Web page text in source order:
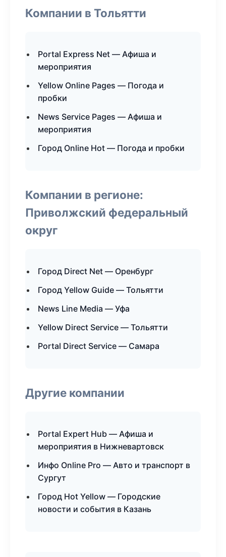
Компании в Тольятти
Portal Express Net — Афиша и
мероприятия
Yellow Online Pages — Погода и
пробки
News Service Pages — Афиша и
мероприятия
Город Online Hot — Погода и пробки
Компании в регионе:
Приволжский федеральный
округ
Город Direct Net — Оренбург
Город Yellow Guide — Тольятти
News Line Media — Уфа
Yellow Direct Service — Тольятти
Portal Direct Service — Самара
Другие компании
Portal Expert Hub — Афиша и
мероприятия в Нижневартовск
Инфо Online Pro — Авто и транспорт в
Сургут
Город Hot Yellow — Городские
новости и события в Казань